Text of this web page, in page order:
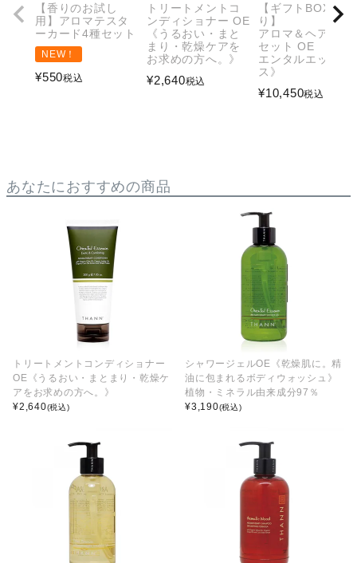
【香りのお試し
用】アロマテスタ
ーカード4種セット
NEW！
¥550税込
トリートメントコ
ンディショナー OE
《うるおい・まと
まり・乾燥ケアを
お求めの方へ。》
¥2,640税込
【ギフトBOX入
り】
アロマ＆ヘアケア
セット OE 《オ
エンタルエッセン
ス》
¥10,450税込
あなたにおすすめの商品
トリートメントコンディショナー
OE《うるおい・まとまり・乾燥ケ
アをお求めの方へ。》
¥2,640(税込)
シャワージェルOE《乾燥肌に。精
油に包まれるボディウォッシュ》
植物・ミネラル由来成分97％
¥3,190(税込)